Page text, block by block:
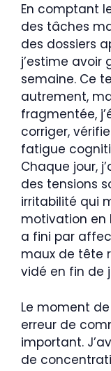
En comptant
des tâches
des dossiers
j’estime avoir
semaine. Ce
autrement,
fragmentée,
corriger,
fatigue
Chaque jour,
des tensions
irritabilité qui
motivation en
a fini par
maux de tête
vidé en fin de
Le moment
erreur de
important.
de